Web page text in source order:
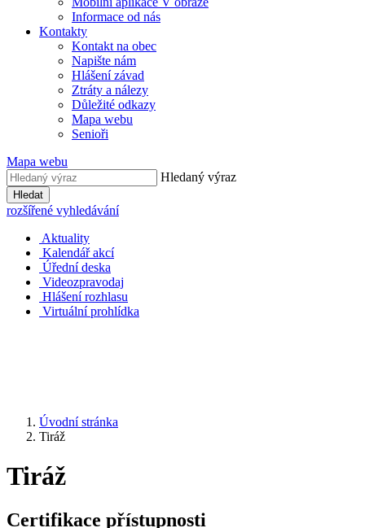
Informace od nás
Kontakty
Kontakt na obec
Napište nám
Hlášení závad
Ztráty a nálezy
Důležité odkazy
Mapa webu
Senioři
Mapa webu
Hledaný výraz
Hledat
rozšířené vyhledávání
Aktuality
Kalendář akcí
Úřední deska
Videozpravodaj
Hlášení rozhlasu
Virtuální prohlídka
Úvodní stránka
Tiráž
Tiráž
Certifikace přístupnosti